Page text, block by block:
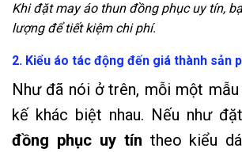
Khi đặt may áo thun đồng phục uy tín,
lượng để tiết kiệm chi phí.
2. Kiểu áo tác động đến giá thành sản
Như đã nói ở trên, mỗi một
kế khác biệt nhau. Nếu như
đồng phục uy tín theo kiểu